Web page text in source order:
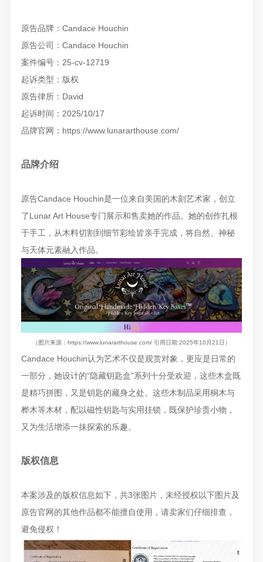
原告品牌：Candace Houchin
原告公司：Candace Houchin
案件编号：25-cv-12719
起诉类型：版权
原告律所：David
起诉时间：2025/10/17
品牌官网：https://www.lunararthouse.com/
品牌介绍
原告Candace Houchin是一位来自美国的木刻艺术家，创立
了Lunar Art House专门展示和售卖她的作品。她的创作扎根
于手工，从木料切割到细节彩绘皆亲手完成，将自然、神秘
与天体元素融入作品。
（图片来源：https://www.lunararthouse.com/ 引用日期:2025年10月21日）
Candace Houchin认为艺术不仅是观赏对象，更应是日常的
一部分，她设计的“隐藏钥匙盒”系列十分受欢迎，这些木盒既
是精巧拼图，又是钥匙的藏身之处。这些木制品采用桐木与
桦木等木材，配以磁性钥匙与实用挂锁，既保护珍贵小物，
又为生活增添一抹探索的乐趣。
版权信息
本案涉及的版权信息如下，共3张图片，未经授权以下图片及
原告官网的其他作品都不能擅自使用，请卖家们仔细排查，
避免侵权！